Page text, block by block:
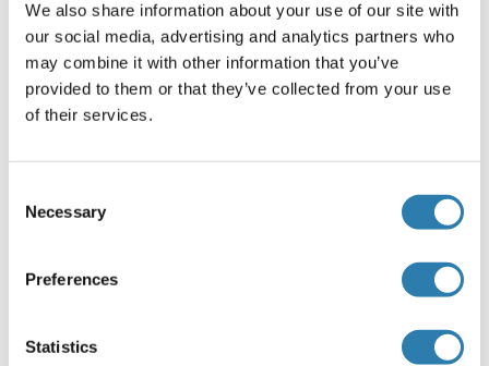
We also share information about your use of our site with
our social media, advertising and analytics partners who
may combine it with other information that you’ve
provided to them or that they’ve collected from your use
of their services.
Selection
Necessary
Preferences
Statistics
Ihr Projekt erfordert weitere Anpassungen?Kontaktieren
Sie uns und entdecken Sie unsere maßgeschneiderten
Proteinlösungen
Alternativen
Optimal working dilution should be determined by the
investigator.